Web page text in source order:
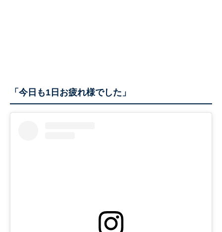
「今日も1日お疲れ様でした」